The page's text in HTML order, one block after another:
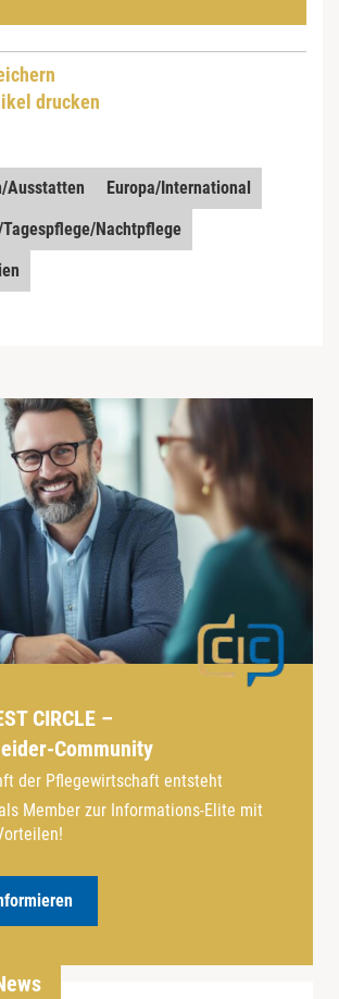
drucken
Ausstatten
Europa/International
Nachtpflege
CIRCLE –
Community
der Pflegewirtschaft entsteht
Member zur Informations-Elite mit